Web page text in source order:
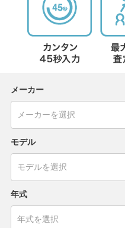
メーカー
モデル
年式